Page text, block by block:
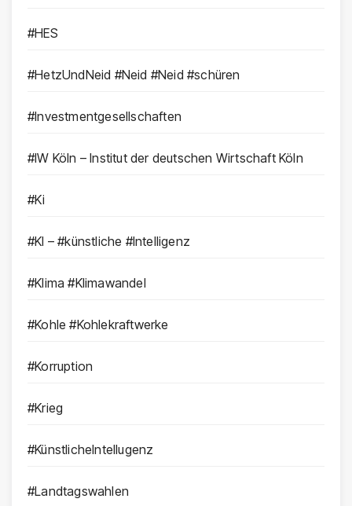
#HES
#HetzUndNeid #Neid #Neid #schüren
#Investmentgesellschaften
#IW Köln – Institut der deutschen Wirtschaft Köln
#Ki
#KI – #künstliche #Intelligenz
#Klima #Klimawandel
#Kohle #Kohlekraftwerke
#Korruption
#Krieg
#KünstlicheIntellugenz
#Landtagswahlen